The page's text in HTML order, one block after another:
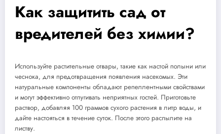
Как защитить сад от
вредителей без химии?
Используйте растительные отвары, такие как настой полыни или
чеснока, для предотвращения появления насекомых. Эти
натуральные компоненты обладают репеллентными свойствами
и могут эффективно отпугивать неприятных гостей. Приготовьте
раствор, добавляя 100 граммов сухого растения в литр воды, и
дайте настояться в течение суток. После этого распылите на
листву.